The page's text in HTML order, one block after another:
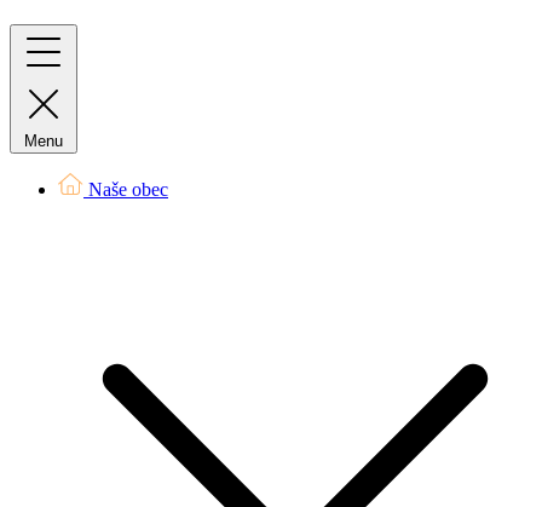
Menu
Naše obec